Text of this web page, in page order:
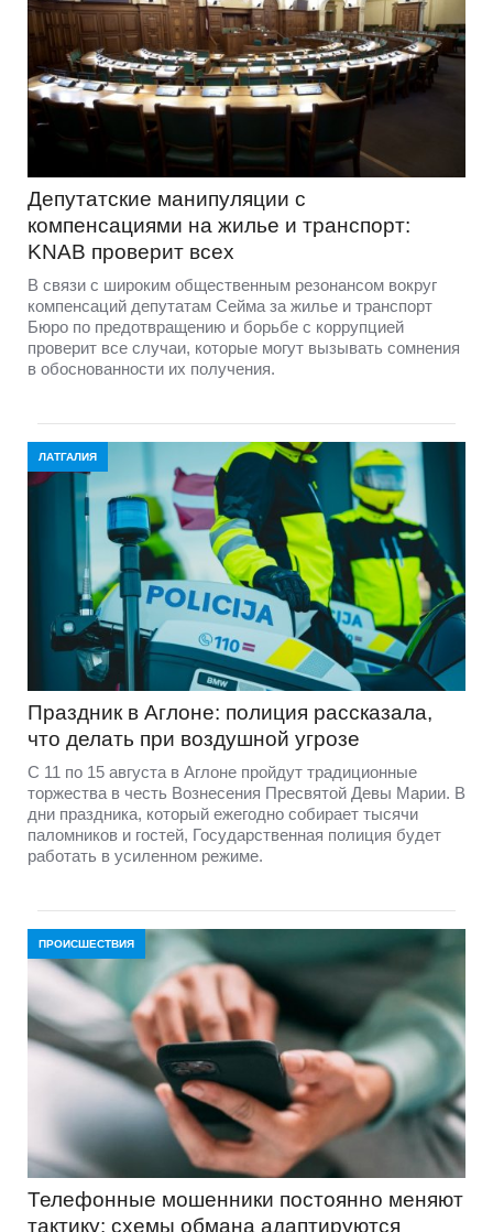
Депутатские манипуляции с
компенсациями на жилье и транспорт:
KNAB проверит всех
В связи с широким общественным резонансом вокруг
компенсаций депутатам Сейма за жилье и транспорт
Бюро по предотвращению и борьбе с коррупцией
проверит все случаи, которые могут вызывать сомнения
в обоснованности их получения.
ЛАТГАЛИЯ
Праздник в Аглоне: полиция рассказала,
что делать при воздушной угрозе
С 11 по 15 августа в Аглоне пройдут традиционные
торжества в честь Вознесения Пресвятой Девы Марии. В
дни праздника, который ежегодно собирает тысячи
паломников и гостей, Государственная полиция будет
работать в усиленном режиме.
ПРОИСШЕСТВИЯ
Телефонные мошенники постоянно меняют
тактику: схемы обмана адаптируются